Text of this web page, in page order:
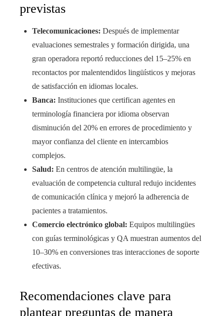
previstas
Telecomunicaciones: Después de implementar
evaluaciones semestrales y formación dirigida, una
gran operadora reportó reducciones del 15–25% en
recontactos por malentendidos lingüísticos y mejoras
de satisfacción en idiomas locales.
Banca: Instituciones que certifican agentes en
terminología financiera por idioma observan
disminución del 20% en errores de procedimiento y
mayor confianza del cliente en intercambios
complejos.
Salud: En centros de atención multilingüe, la
evaluación de competencia cultural redujo incidentes
de comunicación clínica y mejoró la adherencia de
pacientes a tratamientos.
Comercio electrónico global: Equipos multilingües
con guías terminológicas y QA muestran aumentos del
10–30% en conversiones tras interacciones de soporte
efectivas.
Recomendaciones clave para
plantear preguntas de manera